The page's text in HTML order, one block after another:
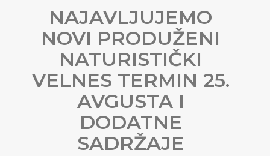
NAJAVLJUJEMO
NOVI PRODUŽENI
NATURISTIČKI
VELNES TERMIN 25.
AVGUSTA I
DODATNE
SADRŽAJE